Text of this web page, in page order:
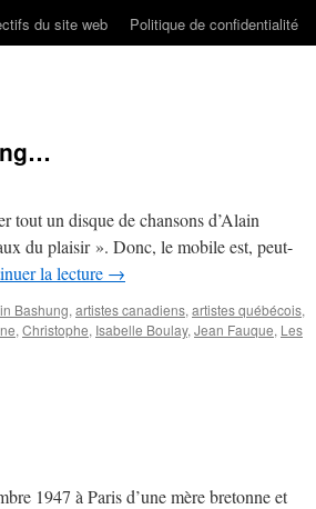
du site web Politique de confidentialité
tout un disque de chansons d’Alain
du plaisir ». Donc, le mobile est, peut-
la lecture →
Bashung, artistes canadiens, artistes québécois,
, Christophe, Isabelle Boulay, Jean Fauque, Les
1947 à Paris d’une mère bretonne et